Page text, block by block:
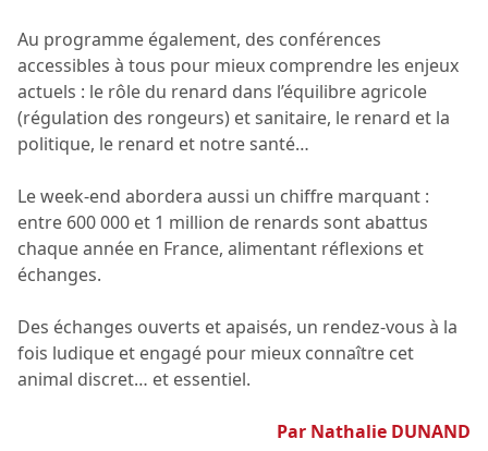
Au programme également, des conférences
accessibles à tous pour mieux comprendre les enjeux
actuels : le rôle du renard dans l’équilibre agricole
(régulation des rongeurs) et sanitaire, le renard et la
politique, le renard et notre santé…
Le week-end abordera aussi un chiffre marquant :
entre 600 000 et 1 million de renards sont abattus
chaque année en France, alimentant réflexions et
échanges.
Des échanges ouverts et apaisés, un rendez-vous à la
fois ludique et engagé pour mieux connaître cet
animal discret… et essentiel.
Par Nathalie DUNAND